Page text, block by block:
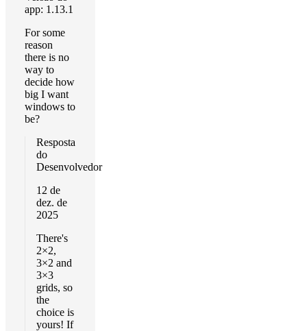
app: 1.13.1
For some
reason
there is no
way to
decide how
big I want
windows to
be?
Resposta
do
Desenvolvedor
12 de
dez. de
2025
There's
2×2,
3×2 and
3×3
grids, so
the
choice is
yours! If